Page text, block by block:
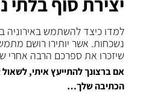
למדו כיצד להשתמש
נשכחות. אשר יותירו רושם
שיזכרו את ספרכם הרבה אחרי
אם ברצונך להתייעץ איתי,
הכתיבה שלך…